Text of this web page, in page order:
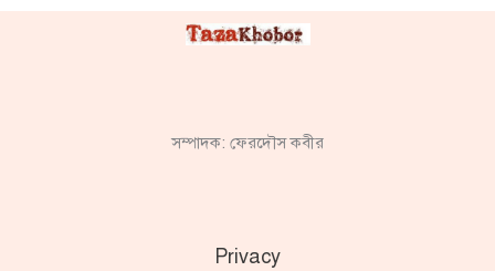
সম্পাদক: ফেরদৌস কবীর
Privacy